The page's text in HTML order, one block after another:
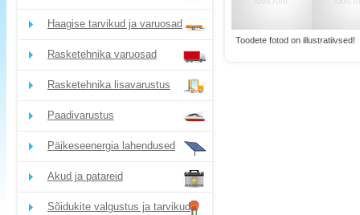
Haagise tarvikud ja varuosad
Rasketehnika varuosad
Rasketehnika lisavarustus
Paadivarustus
Päikeseenergia lahendused
Akud ja patareid
Sõidukite valgustus ja tarvikud
Toodete fotod on illustratiivsed!